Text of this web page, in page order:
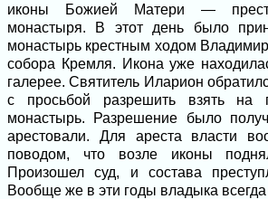
иконы Божией Матери —
монастыря. В этот день было
монастырь крестным ходом
собора Кремля. Икона уже
галерее. Святитель Иларион
с просьбой разрешить взять на
монастырь. Разрешение было
арестовали. Для ареста власти
поводом, что возле иконы
Произошел суд, и состава
Вообще же в эти годы владыка